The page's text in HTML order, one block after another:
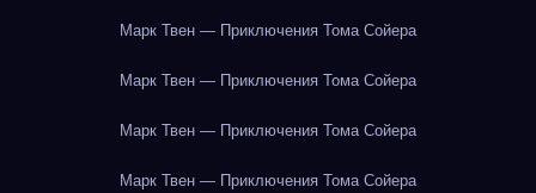
Марк Твен — Приключения Тома Сойера
Марк Твен — Приключения Тома Сойера
Марк Твен — Приключения Тома Сойера
Марк Твен — Приключения Тома Сойера